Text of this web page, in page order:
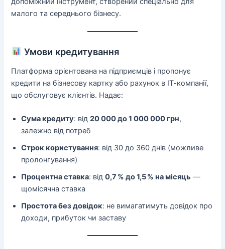
малого та середнього бізнесу.
Умови кредитування
Платформа орієнтована на підприємців і пропонує
кредити на бізнесову картку або рахунок в ІТ-компанії,
що обслуговує клієнтів. Надає:
Сума кредиту: від20 000 до 1 000 000 грн,
залежно від потреб
Строк користування: від 30 до 360 днів (можливе
пролонгування)
Процентна ставка: від0,7 % до 1,5 % на місяць —
щомісячна ставка
Простота без довідок: не вимагатимуть довідок про
доходи, прибуток чи заставу